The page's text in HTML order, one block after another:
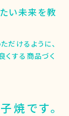
い未来を教
だけるように、
くする商品づく
焼です。